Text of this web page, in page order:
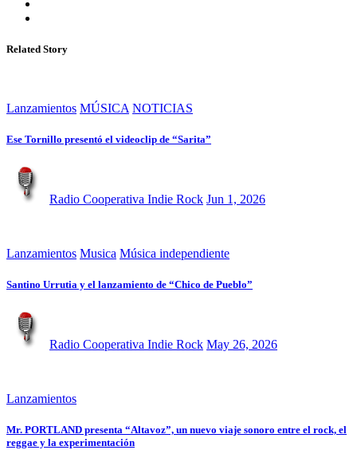
Related Story
Lanzamientos MÚSICA NOTICIAS
Ese Tornillo presentó el videoclip de “Sarita”
Radio Cooperativa Indie Rock Jun 1, 2026
Lanzamientos Musica Música independiente
Santino Urrutia y el lanzamiento de “Chico de Pueblo”
Radio Cooperativa Indie Rock May 26, 2026
Lanzamientos
Mr. PORTLAND presenta “Altavoz”, un nuevo viaje sonoro entre el rock, el
reggae y la experimentación